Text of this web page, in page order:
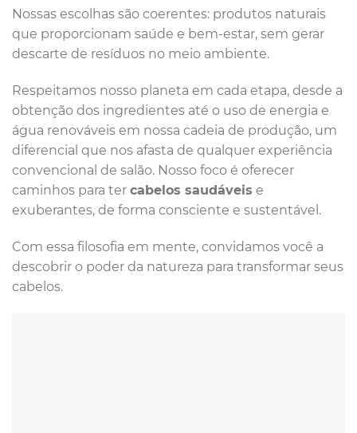
Nossas escolhas são coerentes: produtos naturais
que proporcionam saúde e bem-estar, sem gerar
descarte de resíduos no meio ambiente.
Respeitamos nosso planeta em cada etapa, desde a
obtenção dos ingredientes até o uso de energia e
água renováveis em nossa cadeia de produção, um
diferencial que nos afasta de qualquer experiência
convencional de salão. Nosso foco é oferecer
caminhos para ter cabelos saudáveis e
exuberantes, de forma consciente e sustentável.
Com essa filosofia em mente, convidamos você a
descobrir o poder da natureza para transformar seus
cabelos.